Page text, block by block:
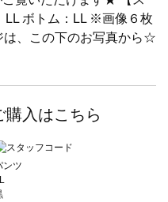
LL ボトム：LL ※画像６枚
は、この下のお写真から☆
入はこちら
ンツ